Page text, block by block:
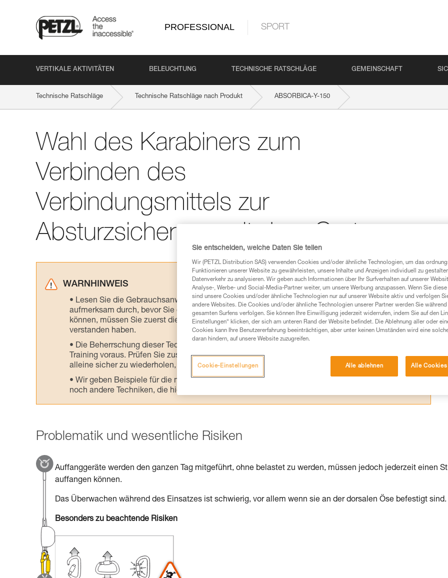
PROFESSIONAL SPORT
VERTIKALE AKTIVITÄTEN BELEUCHTUNG TECHNISCHE RATSCHLÄGE GEMEINSCHAFT
Technische Ratschläge Technische Ratschläge nach Produkt ABSORBICA-Y-150
Wahl des Karabiners zum
Verbinden des
Verbindungsmittels zur
Absturzsicherung mit dem Gurt
WARNHINWEIS
Lesen Sie die Gebrauchsanweisungen der Produkte, um die es in diesem Tech Tipp geht,
aufmerksam durch, bevor Sie diesen zu Rate ziehen. Um diese Zusatzinformationen verstehen zu
können, müssen Sie zuerst die in der Gebrauchsanweisung enthaltenen Informationen richtig
verstanden haben.
Die Beherrschung dieser Techniken setzt eine entsprechende Ausbildung und ein spezielles
Training voraus. Prüfen Sie zusammen mit einem Profi, ob Sie in der Lage sind, den Vorgang
alleine sicher zu wiederholen, bevor Sie ihn eigenständig durchführen.
Wir geben Beispiele für die mit Ihrer Aktivität verbundenen Techniken. Möglicherweise gibt es
noch andere Techniken, die hier nicht beschrieben werden.
Problematik und wesentliche Risiken
Auffanggeräte werden den ganzen Tag mitgeführt, ohne belastet zu werden, müssen jedoch jederzeit einen
auffangen können.
Das Überwachen während des Einsatzes ist schwierig, vor allem wenn sie an der dorsalen Öse befestigt sind.
Besonders zu beachtende Risiken
Sie entscheiden, welche Daten Sie teilen
Wir (PETZL Distribution SAS) verwenden Cookies und/oder ähnliche Technologien, um das
Funktionieren unserer Website zu gewährleisten, unsere Inhalte und Anzeigen individuell zu
Datenverkehr zu analysieren. Wir geben auch Informationen über Ihr Surfverhalten auf unserer
Analyse-, Werbe- und Social-Media-Partner weiter, um unsere Werbung anzupassen. Wenn Sie
sind unsere Cookies und/oder ähnliche Technologien nur auf unserer Website aktiv und verfolgen
andere Websites. Die Cookies und/oder ähnliche Technologien unserer Partner werden Sie während
gesamten Surfens verfolgen. Sie können Ihre Einwilligung jederzeit widerrufen, indem Sie auf den
Einstellungen“ klicken, der sich am unteren Rand der Website befindet. Die Ablehnung aller oder
Cookies kann Ihre Benutzererfahrung beeinträchtigen, aber unter keinen Umständen wird eine
daran hindern, auf unsere Website zuzugreifen.
Alle ablehnen Alle
Cookie-Einstellungen